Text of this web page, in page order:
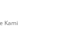
Kami